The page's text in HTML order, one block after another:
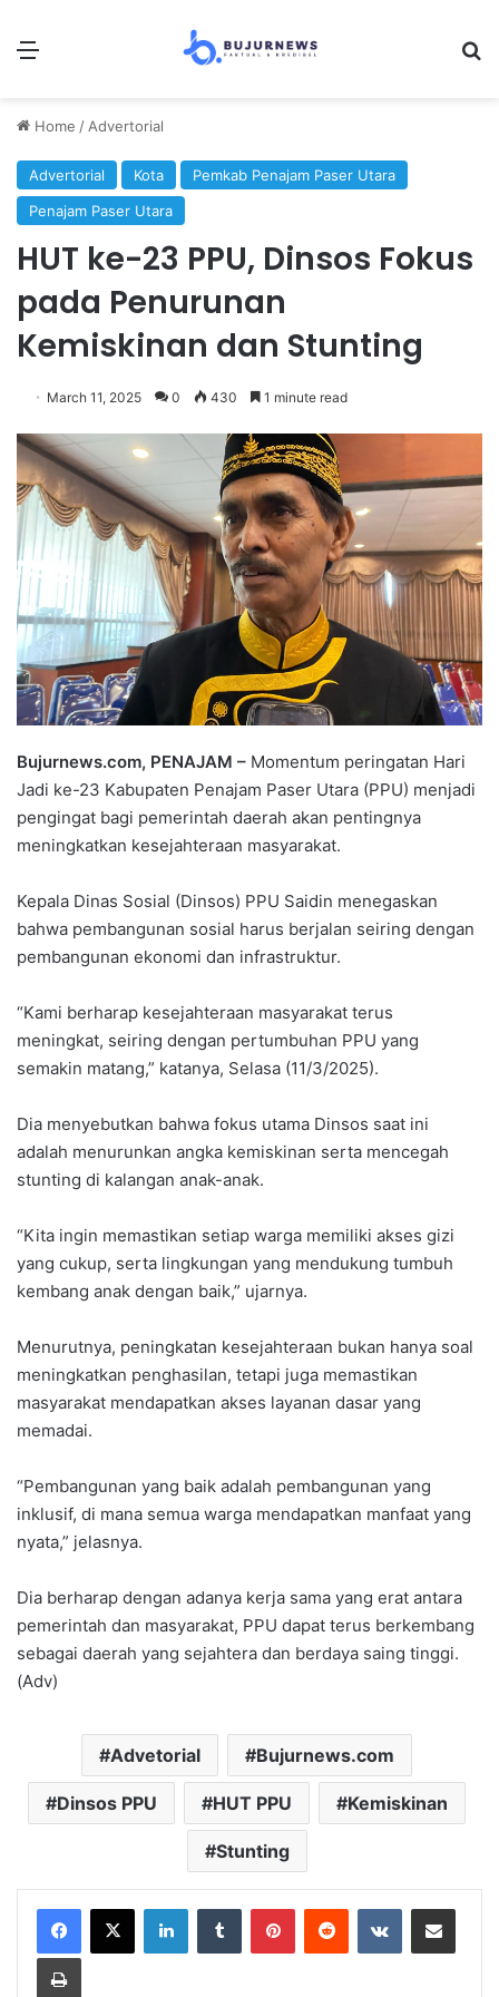
Menu
Home / Advertorial
Advertorial Kota
Pemkab Penajam Paser Utara
Penajam Paser Utara
HUT ke-23 PPU, Dinsos Fokus
pada Penurunan
Kemiskinan dan Stunting
March 11, 2025 0 430 1 minute read
Bujurnews.com, PENAJAM – Momentum peringatan Hari
Jadi ke-23 Kabupaten Penajam Paser Utara (PPU) menjadi
pengingat bagi pemerintah daerah akan pentingnya
meningkatkan kesejahteraan masyarakat.
Kepala Dinas Sosial (Dinsos) PPU Saidin menegaskan
bahwa pembangunan sosial harus berjalan seiring dengan
pembangunan ekonomi dan infrastruktur.
“Kami berharap kesejahteraan masyarakat terus
meningkat, seiring dengan pertumbuhan PPU yang
semakin matang,” katanya, Selasa (11/3/2025).
Dia menyebutkan bahwa fokus utama Dinsos saat ini
adalah menurunkan angka kemiskinan serta mencegah
stunting di kalangan anak-anak.
“Kita ingin memastikan setiap warga memiliki akses gizi
yang cukup, serta lingkungan yang mendukung tumbuh
kembang anak dengan baik,” ujarnya.
Menurutnya, peningkatan kesejahteraan bukan hanya soal
meningkatkan penghasilan, tetapi juga memastikan
masyarakat mendapatkan akses layanan dasar yang
memadai.
“Pembangunan yang baik adalah pembangunan yang
inklusif, di mana semua warga mendapatkan manfaat yang
nyata,” jelasnya.
Dia berharap dengan adanya kerja sama yang erat antara
pemerintah dan masyarakat, PPU dapat terus berkembang
sebagai daerah yang sejahtera dan berdaya saing tinggi.
(Adv)
Advetorial Bujurnews.com
Dinsos PPU HUT PPU Kemiskinan
Stunting
LinkedInTumblr PinterestReddit VKontakteShare via Email
Print